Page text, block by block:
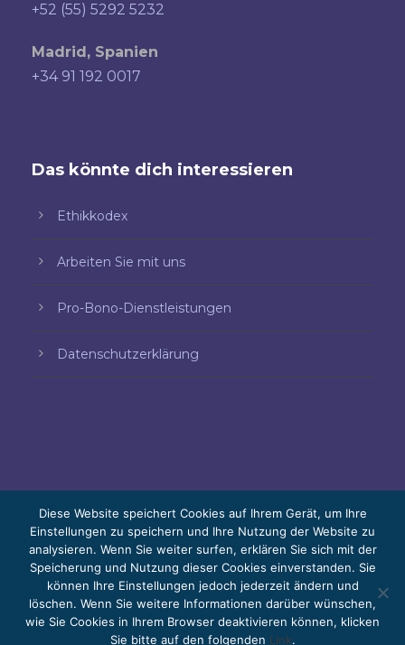
+52 (55) 5292 5232
Madrid, Spanien
+34 91 192 0017
Das könnte dich interessieren
Ethikkodex
Arbeiten Sie mit uns
Pro-Bono-Dienstleistungen
Datenschutzerklärung
© 2026 Bello, Gallardo, Bonequi y García,
S.C.
Der Inhalt wurde automatisch übersetzt. Die
Genauigkeit kann je nach Sprache variieren.
Diese Website speichert Cookies auf Ihrem Gerät, um Ihre
Einstellungen zu speichern und Ihre Nutzung der Website zu
analysieren. Wenn Sie weiter surfen, erklären Sie sich mit der
Speicherung und Nutzung dieser Cookies einverstanden. Sie
können Ihre Einstellungen jedoch jederzeit ändern und
löschen. Wenn Sie weitere Informationen darüber wünschen,
wie Sie Cookies in Ihrem Browser deaktivieren können, klicken
Sie bitte auf den folgenden Link.